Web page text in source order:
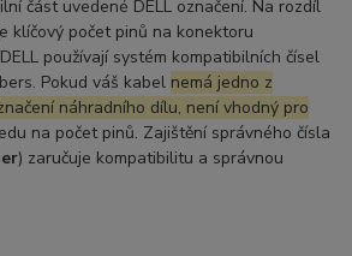
část uvedené DELL označení. Na rozdíl
klíčový počet pinů na konektoru
používají systém kompatibilních čísel
Pokud váš kabel nemá jedno z
náhradního dílu, není vhodný pro
na počet pinů. Zajištění správného čísla
) zaručuje kompatibilitu a správnou